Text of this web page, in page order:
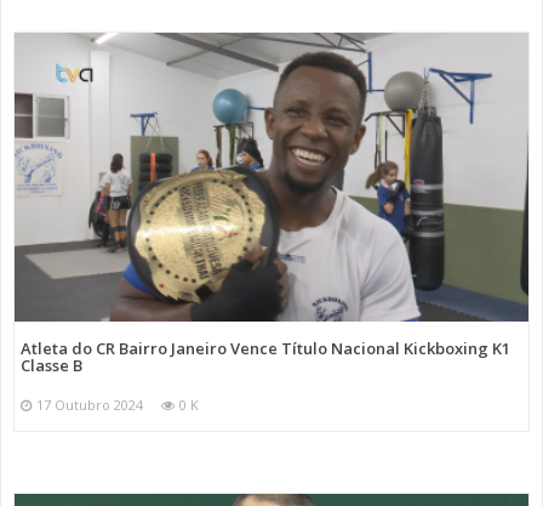
Atleta do CR Bairro Janeiro Vence Título Nacional Kickboxing K1
Classe B
17 Outubro 2024 0 K